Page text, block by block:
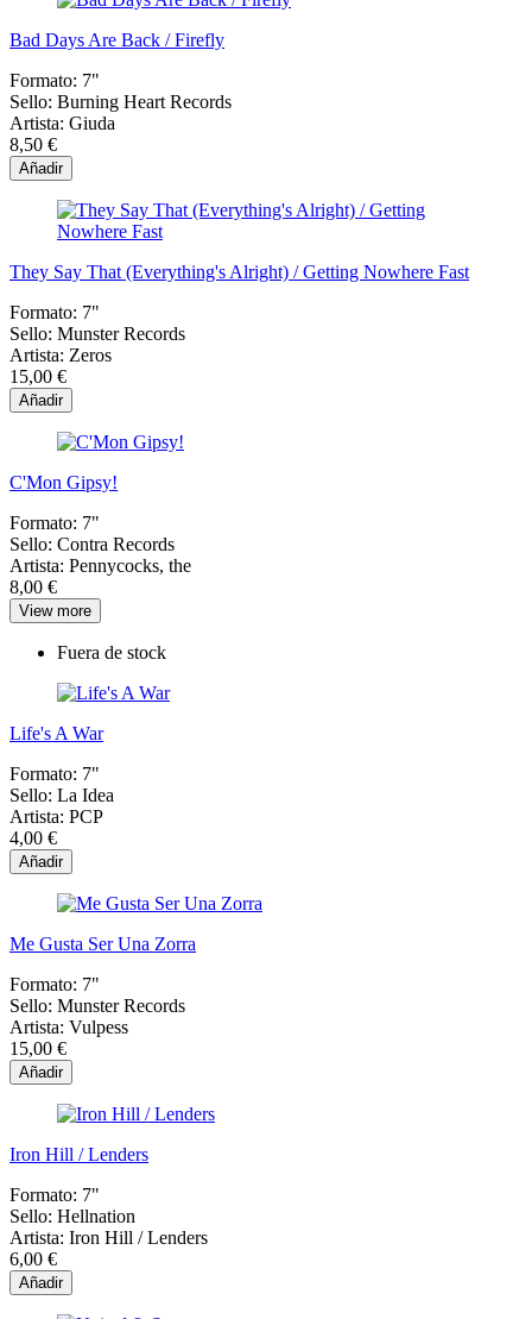
Bad Days Are Back / Firefly
Formato: 7"
Sello: Burning Heart Records
Artista: Giuda
8,50 €
Añadir
They Say That (Everything's Alright) / Getting Nowhere Fast
Formato: 7"
Sello: Munster Records
Artista: Zeros
15,00 €
Añadir
C'Mon Gipsy!
Formato: 7"
Sello: Contra Records
Artista: Pennycocks, the
8,00 €
View more
Fuera de stock
Life's A War
Formato: 7"
Sello: La Idea
Artista: PCP
4,00 €
Añadir
Me Gusta Ser Una Zorra
Formato: 7"
Sello: Munster Records
Artista: Vulpess
15,00 €
Añadir
Iron Hill / Lenders
Formato: 7"
Sello: Hellnation
Artista: Iron Hill / Lenders
6,00 €
Añadir